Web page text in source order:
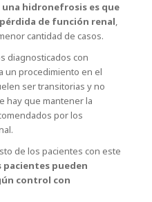
una hidronefrosis es que
de función renal,
cantidad de casos.
diagnosticados con
un procedimiento en el
ser transitorias y no
hay que mantener la
por los
de los pacientes con este
pacientes pueden
control con